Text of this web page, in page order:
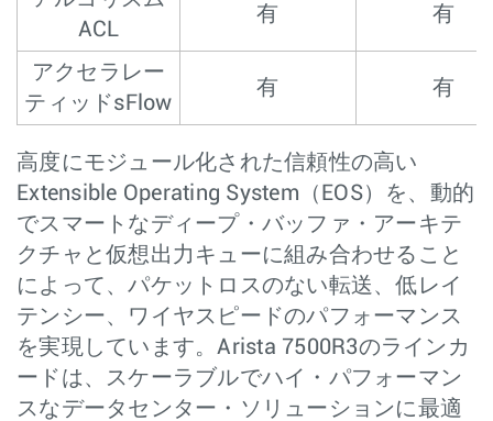
ACL
有 有
アクセラレー
ティッドsFlow
有 有
高度にモジュール化された信頼性の高い
Extensible Operating System（EOS）を、動的
でスマートなディープ・バッファ・アーキテ
クチャと仮想出力キューに組み合わせること
によって、パケットロスのない転送、低レイ
テンシー、ワイヤスピードのパフォーマンス
を実現しています。Arista 7500R3のラインカ
ードは、スケーラブルでハイ・パフォーマン
スなデータセンター・ソリューションに最適